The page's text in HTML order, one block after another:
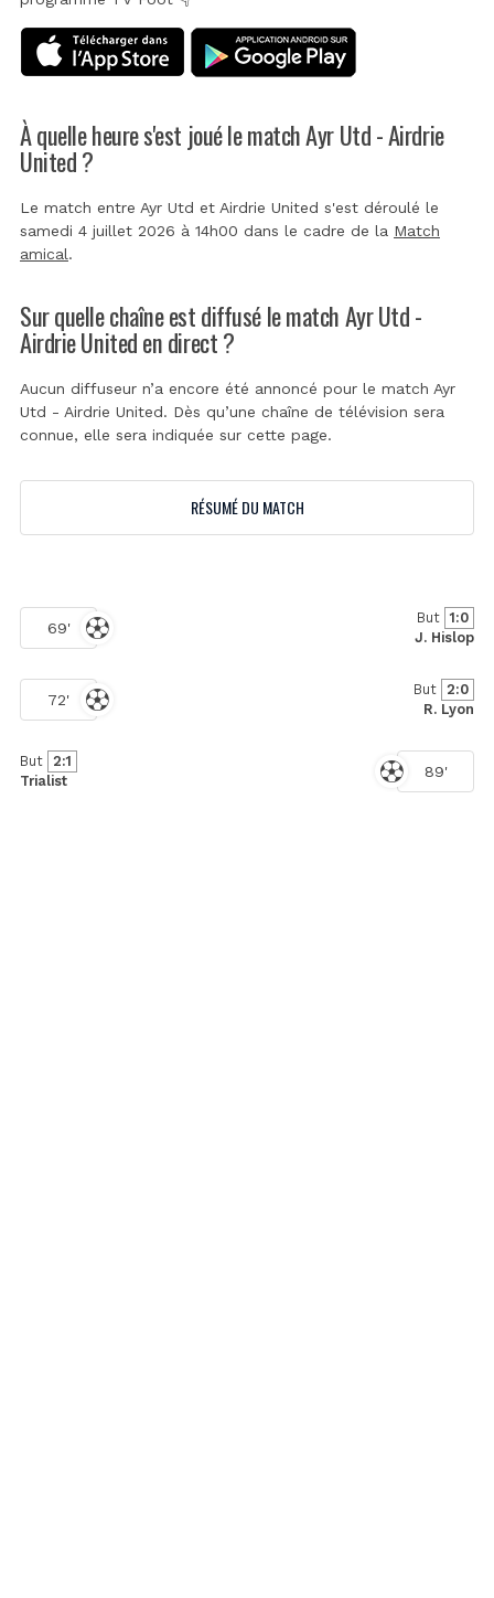
À quelle heure s'est joué le match Ayr Utd - Airdrie
United ?
Le match entre Ayr Utd et Airdrie United s'est déroulé le
samedi 4 juillet 2026 à 14h00 dans le cadre de la Match
amical.
Sur quelle chaîne est diffusé le match Ayr Utd -
Airdrie United en direct ?
Aucun diffuseur n’a encore été annoncé pour le match Ayr
Utd - Airdrie United. Dès qu’une chaîne de télévision sera
connue, elle sera indiquée sur cette page.
RÉSUMÉ DU MATCH
69'
But 1:0
J. Hislop
72'
But 2:0
R. Lyon
89'
But 2:1
Trialist